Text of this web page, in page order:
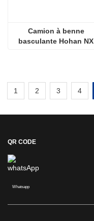
Camion à benne
basculante Hohan NX
1 2 3 4
QR CODE
Whatsapp